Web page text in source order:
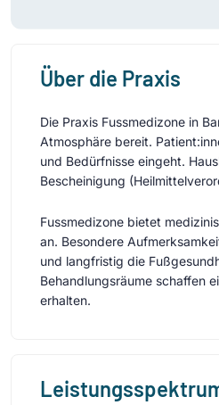
Über die Praxis
Die Praxis Fussmedizone in
Atmosphäre bereit.
und Bedürfnisse eingeht.
Bescheinigung
Fussmedizone bietet
an. Besondere
und langfristig die
Behandlungsräume schaffen
erhalten.